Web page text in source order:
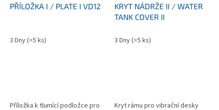
PŘÍLOŽKA I / PLATE I VD12
3 Dny(>5 ks)
Příložka k tlumící podložce pro
KRYT NÁDRŽE II / WATER
TANK COVER II
3 Dny(>5 ks)
Kryt rámu pro vibrační desky